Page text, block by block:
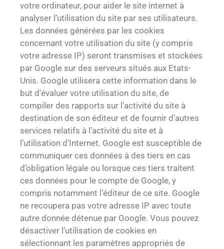
votre ordinateur, pour aider le site internet à
analyser l’utilisation du site par ses utilisateurs.
Les données générées par les cookies
concernant votre utilisation du site (y compris
votre adresse IP) seront transmises et stockées
par Google sur des serveurs situés aux Etats-
Unis. Google utilisera cette information dans le
but d’évaluer votre utilisation du site, de
compiler des rapports sur l’activité du site à
destination de son éditeur et de fournir d’autres
services relatifs à l’activité du site et à
l’utilisation d’Internet. Google est susceptible de
communiquer ces données à des tiers en cas
d’obligation légale ou lorsque ces tiers traitent
ces données pour le compte de Google, y
compris notamment l’éditeur de ce site. Google
ne recoupera pas votre adresse IP avec toute
autre donnée détenue par Google. Vous pouvez
désactiver l’utilisation de cookies en
sélectionnant les paramètres appropriés de